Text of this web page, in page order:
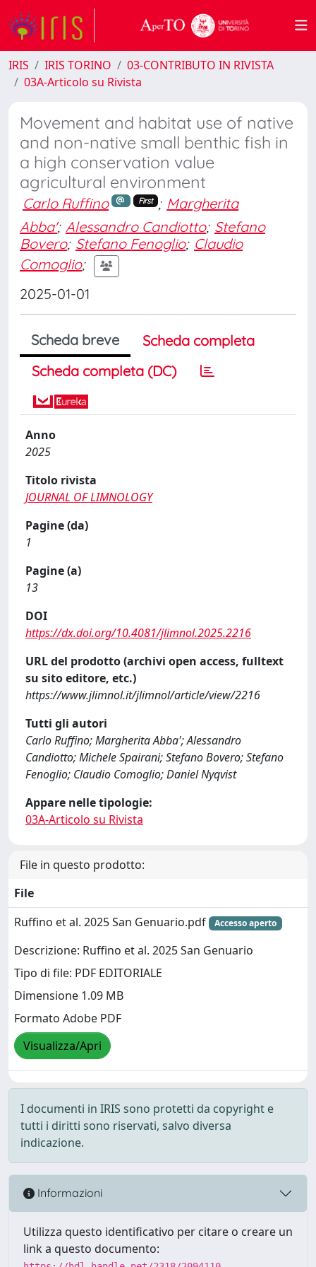
IRIS IRIS TORINO
03-CONTRIBUTO IN RIVISTA
03A-Articolo su Rivista
Movement and habitat use of native
and non-native small benthic fish in
a high conservation value
agricultural environment
Carlo Ruffino First ; Margherita
Abba'; Alessandro Candiotto; Stefano
Bovero; Stefano Fenoglio; Claudio
Comoglio;
2025-01-01
Scheda breve
Scheda completa
Scheda completa (DC)
Anno
2025
Titolo rivista
JOURNAL OF LIMNOLOGY
Pagine (da)
1
Pagine (a)
13
DOI
https://dx.doi.org/10.4081/jlimnol.2025.2216
URL del prodotto (archivi open access, fulltext
su sito editore, etc.)
https://www.jlimnol.it/jlimnol/article/view/2216
Tutti gli autori
Carlo Ruffino; Margherita Abba'; Alessandro
Candiotto; Michele Spairani; Stefano Bovero; Stefano
Fenoglio; Claudio Comoglio; Daniel Nyqvist
Appare nelle tipologie:
03A-Articolo su Rivista
File in questo prodotto:
File
Ruffino et al. 2025 San Genuario.pdf
Accesso aperto
Descrizione: Ruffino et al. 2025 San Genuario
Tipo di file: PDF EDITORIALE
Dimensione 1.09 MB
Formato Adobe PDF
Visualizza/Apri
I documenti in IRIS sono protetti da copyright e
tutti i diritti sono riservati, salvo diversa
indicazione.
Informazioni
Utilizza questo identificativo per citare o creare un
link a questo documento: